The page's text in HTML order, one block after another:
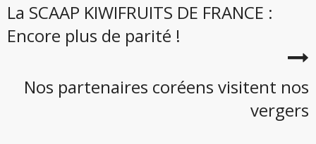
La SCAAP KIWIFRUITS DE FRANCE :
Encore plus de parité !
Nos partenaires coréens visitent nos
vergers